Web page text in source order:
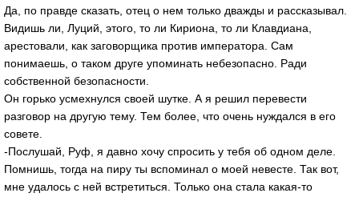
Да, по правде сказать, отец о нем только дважды и рассказывал.
Видишь ли, Луций, этого, то ли Кириона, то ли Клавдиана,
арестовали, как заговорщика против императора. Сам
понимаешь, о таком друге упоминать небезопасно. Ради
собственной безопасности.
Он горько усмехнулся своей шутке. А я решил перевести
разговор на другую тему. Тем более, что очень нуждался в его
совете.
-Послушай, Руф, я давно хочу спросить у тебя об одном деле.
Помнишь, тогда на пиру ты вспоминал о моей невесте. Так вот,
мне удалось с ней встретиться. Только она стала какая-то